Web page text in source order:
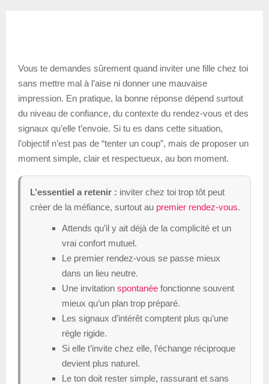
Vous te demandes sûrement quand inviter une fille chez toi
sans mettre mal à l’aise ni donner une mauvaise
impression. En pratique, la bonne réponse dépend surtout
du niveau de confiance, du contexte du rendez-vous et des
signaux qu’elle t’envoie. Si tu es dans cette situation,
l’objectif n’est pas de “tenter un coup”, mais de proposer un
moment simple, clair et respectueux, au bon moment.
L’essentiel a retenir : inviter chez toi trop tôt peut
créer de la méfiance, surtout au premier rendez-vous.
Attends qu’il y ait déjà de la complicité et un
vrai confort mutuel.
Le premier rendez-vous se passe mieux
dans un lieu neutre.
Une invitation spontanée fonctionne souvent
mieux qu’un plan trop préparé.
Les signaux d’intérêt comptent plus qu’une
règle rigide.
Si elle t’invite chez elle, l’échange réciproque
devient plus naturel.
Le ton doit rester simple, rassurant et sans